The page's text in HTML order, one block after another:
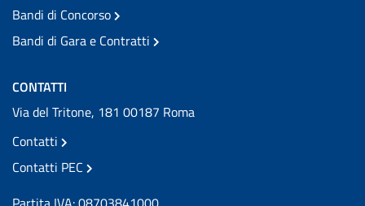
Bandi di Concorso
Bandi di Gara e Contratti
CONTATTI
Via del Tritone, 181 00187 Roma
Contatti
Contatti PEC